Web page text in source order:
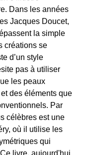
Dans les années
Jacques Doucet,
la simple
créations se
d’un style
pas à utiliser
les peaux
des éléments que
Par
célèbres est une
où il utilise les
qui